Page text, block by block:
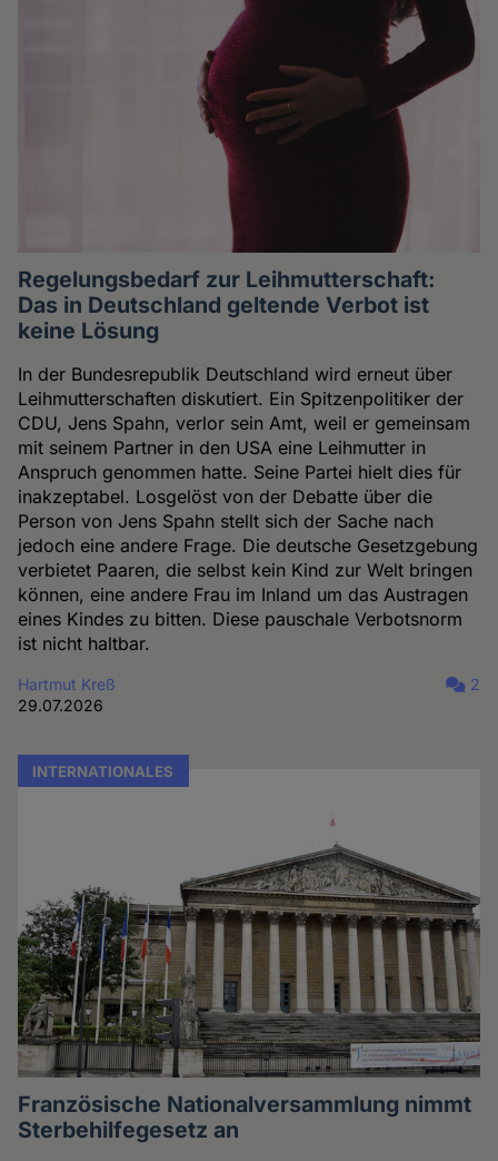
Regelungsbedarf zur Leihmutterschaft:
Das in Deutschland geltende Verbot ist
keine Lösung
In der Bundesrepublik Deutschland wird erneut über
Leihmutterschaften diskutiert. Ein Spitzenpolitiker der
CDU, Jens Spahn, verlor sein Amt, weil er gemeinsam
mit seinem Partner in den USA eine Leihmutter in
Anspruch genommen hatte. Seine Partei hielt dies für
inakzeptabel. Losgelöst von der Debatte über die
Person von Jens Spahn stellt sich der Sache nach
jedoch eine andere Frage. Die deutsche Gesetzgebung
verbietet Paaren, die selbst kein Kind zur Welt bringen
können, eine andere Frau im Inland um das Austragen
eines Kindes zu bitten. Diese pauschale Verbotsnorm
ist nicht haltbar.
Hartmut Kreß
29.07.2026
2
INTERNATIONALES
Französische Nationalversammlung nimmt
Sterbehilfegesetz an